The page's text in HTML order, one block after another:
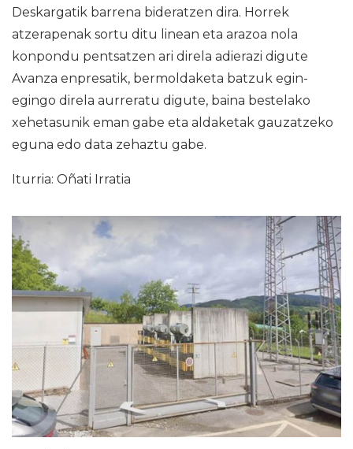
Deskargatik barrena bideratzen dira. Horrek
atzerapenak sortu ditu linean eta arazoa nola
konpondu pentsatzen ari direla adierazi digute
Avanza enpresatik, bermoldaketa batzuk egin-
egingo direla aurreratu digute, baina bestelako
xehetasunik eman gabe eta aldaketak gauzatzeko
eguna edo data zehaztu gabe.
Iturria: Oñati Irratia